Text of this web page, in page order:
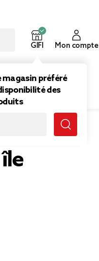
GIFI
magasin préféré
des
Mon compte